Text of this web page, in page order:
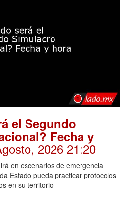
el Segundo
Fecha y
2026 21:20
en escenarios de emergencia
Estado pueda practicar protocolos
en su territorio